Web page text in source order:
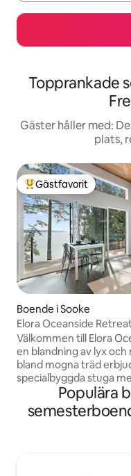
Topprankade
Gäster håller med:
plats,
Populär gästfavorit
Gästfavorit
Boende i Sooke
Elora Oceanside
Välkommen till Elora
en blandning av lyx och
bland mogna träd
specialbyggda stuga
badrum en privat
utsikt över havet,
Njut av lugnet på din
Populära